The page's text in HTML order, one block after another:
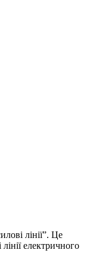
лінії”. Це
електричного